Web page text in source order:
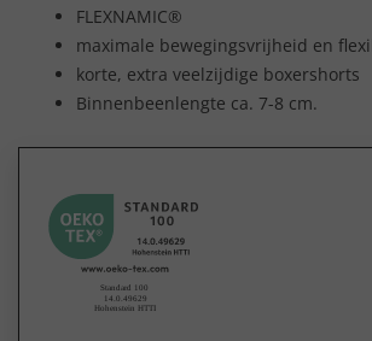
FLEXNAMIC®
maximale bewegingsvrijheid en
korte, extra veelzijdige boxershorts
Binnenbeenlengte ca. 7-8 cm.